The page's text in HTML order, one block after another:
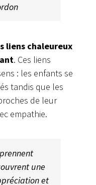
liens chaleureux
. Ces liens
: les enfants se
tandis que les
de leur
empathie.
une
et